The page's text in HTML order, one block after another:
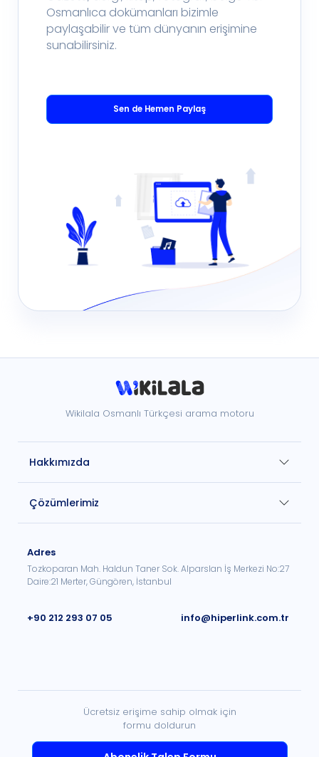
Osmanlıca dokümanları bizimle
paylaşabilir ve tüm dünyanın erişimine
sunabilirsiniz.
Sen de Hemen Paylaş
Wikilala Osmanlı Türkçesi arama motoru
Hakkımızda
Çözümlerimiz
Adres
Tozkoparan Mah. Haldun Taner Sok. Alparslan İş Merkezi No:27
Daire:21 Merter, Güngören, İstanbul
+90 212 293 07 05 info@hiperlink.com.tr
Ücretsiz erişime sahip olmak için
formu doldurun